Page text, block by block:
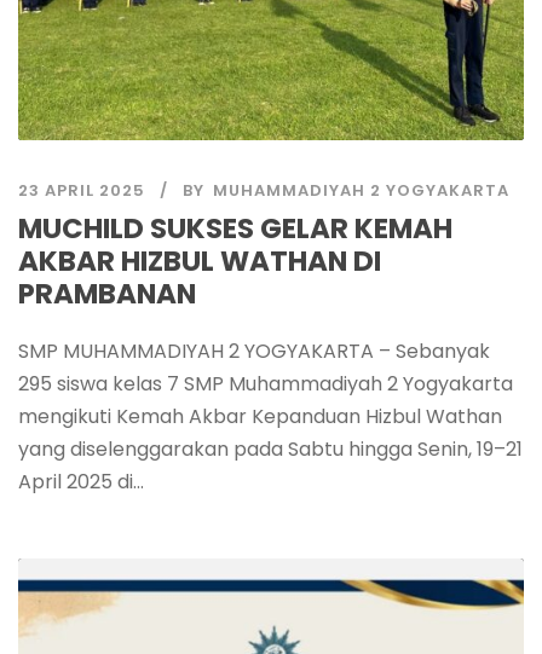
23 APRIL 2025 BY MUHAMMADIYAH 2 YOGYAKARTA
MUCHILD SUKSES GELAR KEMAH
AKBAR HIZBUL WATHAN DI
PRAMBANAN
SMP MUHAMMADIYAH 2 YOGYAKARTA – Sebanyak
295 siswa kelas 7 SMP Muhammadiyah 2 Yogyakarta
mengikuti Kemah Akbar Kepanduan Hizbul Wathan
yang diselenggarakan pada Sabtu hingga Senin, 19–21
April 2025 di...